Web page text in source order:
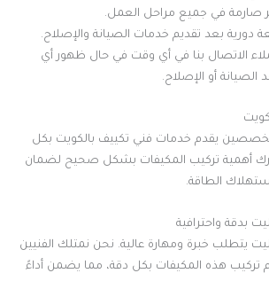
صارمة في جميع مراحل العمل.
دورية بعد تقديم خدمات الصيانة والإصلاح.
الاتصال بنا في أي وقت في حال ظهور أي
أو الإصلاح.
يقدم خدمات فني تكييف بالكويت بكل
أهمية تركيب المكيفات بشكل صحيح لضمان
الطاقة.
بدقة واحترافية
يتطلب خبرة ومهارة عالية. نحن نمتلك الفنيين
تركيب هذه المكيفات بكل دقة، مما يضمن أداءً